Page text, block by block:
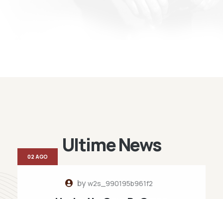
Ultime News
byw2s_990195b961f2
02 AGO